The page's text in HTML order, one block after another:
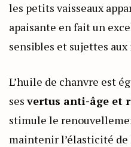
les petits vaisseaux
apaisante en fait un
sensibles et sujettes
L’huile de chanvre est
sesvertus anti-âge et
stimule le
maintenir l’élasticité